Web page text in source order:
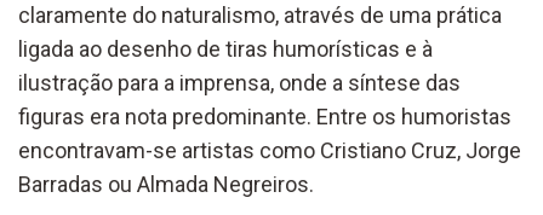
claramente do naturalismo, através de uma prática
ligada ao desenho de tiras humorísticas e à
ilustração para a imprensa, onde a síntese das
figuras era nota predominante. Entre os humoristas
encontravam-se artistas como Cristiano Cruz, Jorge
Barradas ou Almada Negreiros.